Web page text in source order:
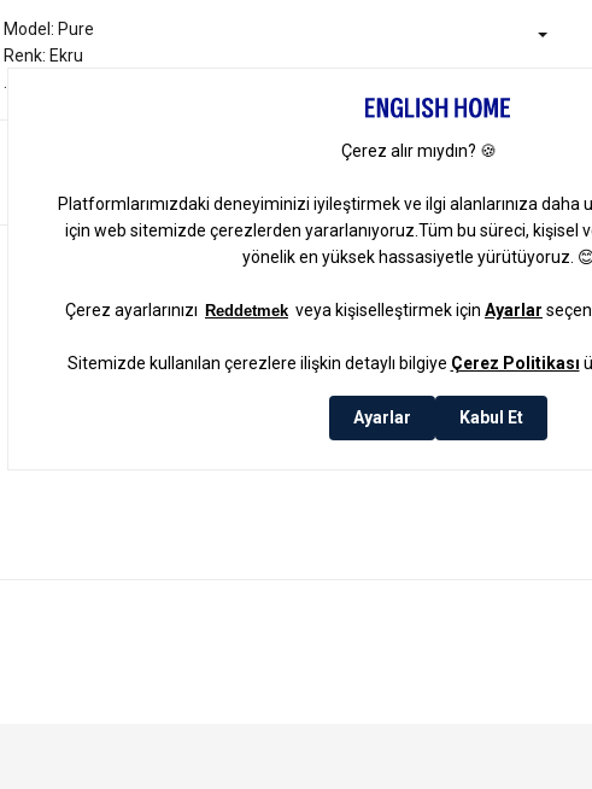
Model: Pure
Renk: Ekru